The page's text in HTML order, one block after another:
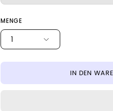
MENGE
1
IN DEN